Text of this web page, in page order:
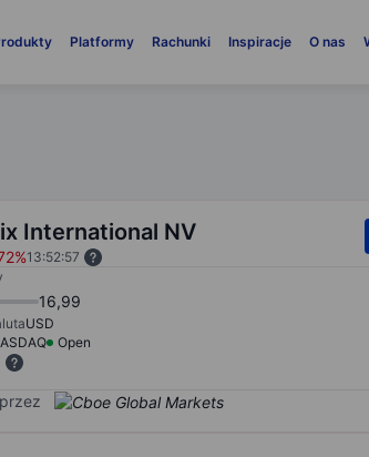
Platformy Rachunki Inspiracje O nas
International NV
13:52:57
16,99
USD
Open